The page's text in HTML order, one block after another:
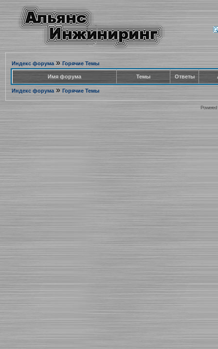
Индекс форума» Горячие Темы
Имя форума Темы Ответы
Индекс форума» Горячие Темы